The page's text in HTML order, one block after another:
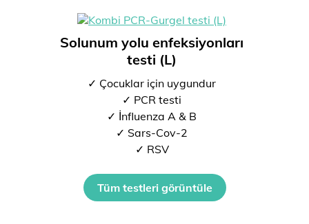
Solunum yolu enfeksiyonları
testi (L)
✓ Çocuklar için uygundur
✓ PCR testi
✓ İnfluenza A & B
✓ Sars-Cov-2
✓ RSV
Tüm testleri görüntüle